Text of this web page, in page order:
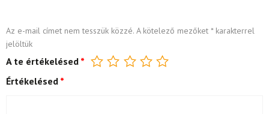
Az e-mail címet nem tesszük közzé. A kötelező mezőket *karakterrel
jelöltük
A te értékelésed *
Értékelésed *